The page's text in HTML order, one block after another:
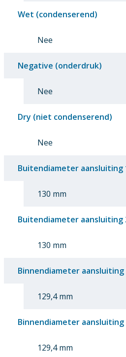
Wet (condenserend)
Nee
Negative (onderdruk)
Nee
Dry (niet condenserend)
Nee
Buitendiameter aansluiting
130 mm
Buitendiameter aansluiting
130 mm
Binnendiameter aansluiting
129,4 mm
Binnendiameter aansluiting
129,4 mm